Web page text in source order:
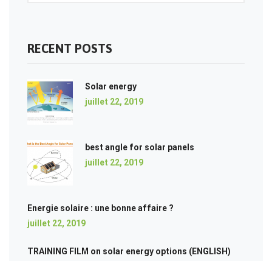
RECENT POSTS
Solar energy
juillet 22, 2019
best angle for solar panels
juillet 22, 2019
Energie solaire : une bonne affaire ?
juillet 22, 2019
TRAINING FILM on solar energy options (ENGLISH)